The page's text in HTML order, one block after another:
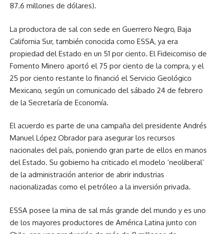
87.6 millones de dólares).
La productora de sal con sede en Guerrero Negro, Baja
California Sur, también conocida como ESSA, ya era
propiedad del Estado en un 51 por ciento. El Fideicomiso de
Fomento Minero aportó el 75 por ciento de la compra, y el
25 por ciento restante lo financió el Servicio Geológico
Mexicano, según un comunicado del sábado 24 de febrero
de la Secretaría de Economía.
El acuerdo es parte de una campaña del presidente Andrés
Manuel López Obrador para asegurar los recursos
nacionales del país, poniendo gran parte de ellos en manos
del Estado. Su gobierno ha criticado el modelo ‘neoliberal’
de la administración anterior de abrir industrias
nacionalizadas como el petróleo a la inversión privada.
ESSA posee la mina de sal más grande del mundo y es uno
de los mayores productores de América Latina junto con